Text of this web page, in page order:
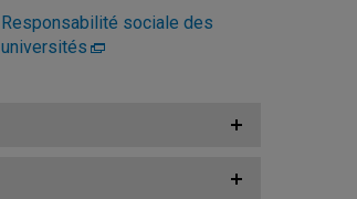
Responsabilité sociale des
universités